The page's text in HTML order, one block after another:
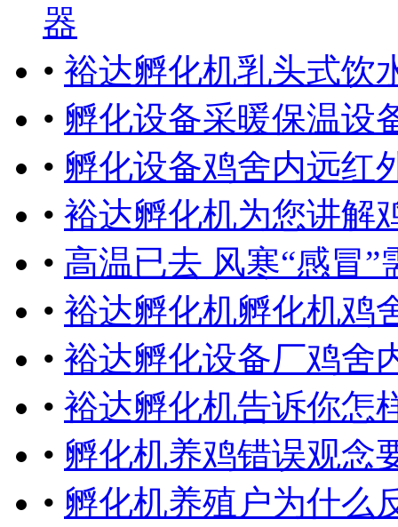
器
• 裕达孵化机乳头式饮
• 孵化设备采暖保温设
• 孵化设备鸡舍内远红
• 裕达孵化机为您讲解
• 高温已去 风寒“感冒”
• 裕达孵化机孵化机鸡
• 裕达孵化设备厂鸡舍
• 裕达孵化机告诉你怎
• 孵化机养鸡错误观念
• 孵化机养殖户为什么